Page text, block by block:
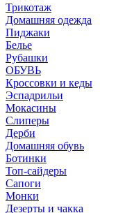
Трикотаж
Домашняя одежда
Пиджаки
Белье
Рубашки
ОБУВЬ
Кроссовки и кеды
Эспадрильи
Мокасины
Слиперы
Дерби
Домашняя обувь
Ботинки
Топ-сайдеры
Сапоги
Монки
Дезерты и чакка